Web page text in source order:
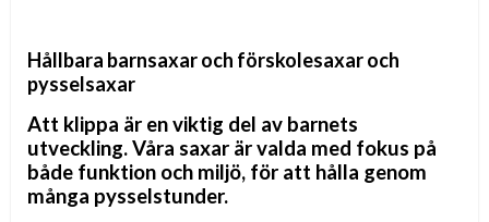
Hållbara barnsaxar och förskolesaxar och
pysselsaxar
Att klippa är en viktig del av barnets
utveckling. Våra saxar är valda med fokus på
både funktion och miljö, för att hålla genom
många pysselstunder.